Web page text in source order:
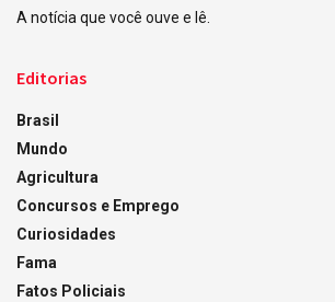
A notícia que você ouve e lê.
Editorias
Brasil
Mundo
Agricultura
Concursos e Emprego
Curiosidades
Fama
Fatos Policiais